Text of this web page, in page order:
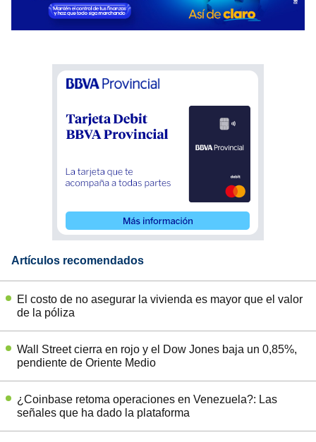
Artículos recomendados
El costo de no asegurar la vivienda es mayor que el valor
de la póliza
Wall Street cierra en rojo y el Dow Jones baja un 0,85%,
pendiente de Oriente Medio
¿Coinbase retoma operaciones en Venezuela?: Las
señales que ha dado la plataforma